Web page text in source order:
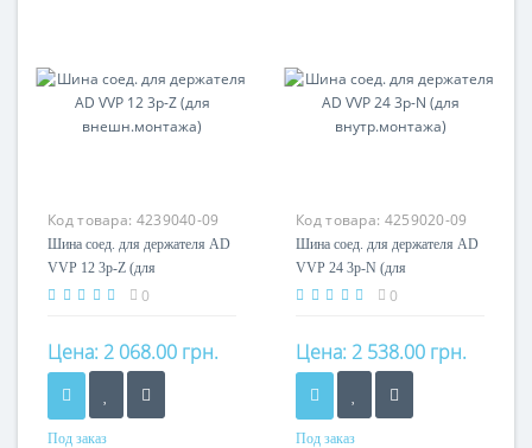
Код товара: 4239040-09
Шина соед. для держателя AD
VVP 12 3p-Z (для
внешн.монтажа)0
Цена: 2 068.00 грн.
Под заказ
Код товара: 4259020-09
Шина соед. для держателя AD
VVP 24 3p-N (для
внутр.монтажа) 0
Цена: 2 538.00 грн.
Под заказ